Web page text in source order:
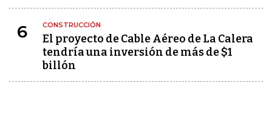
6 CONSTRUCCIÓN
El proyecto de Cable Aéreo de La Calera
tendría una inversión de más de $1
billón